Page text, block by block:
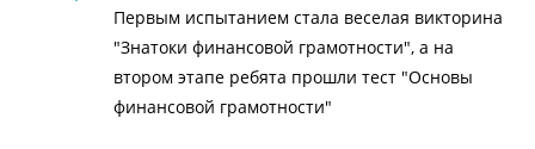
Первым испытанием стала веселая викторина
"Знатоки финансовой грамотности", а на
втором этапе ребята прошли тест "Основы
финансовой грамотности"